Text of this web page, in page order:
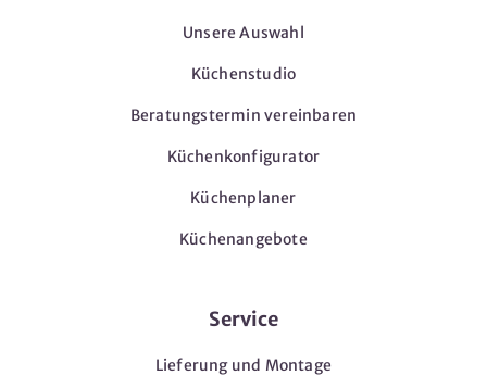
Unsere Auswahl
Küchenstudio
Beratungstermin vereinbaren
Küchenkonfigurator
Küchenplaner
Küchenangebote
Service
Lieferung und Montage